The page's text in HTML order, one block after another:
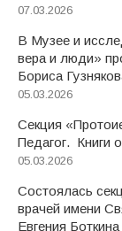
07.03.2026
В Музее и
вера и люди»
Бориса
05.03.2026
Секция
Педагог. Книги
05.03.2026
Состоялась
врачей имени
Евгения